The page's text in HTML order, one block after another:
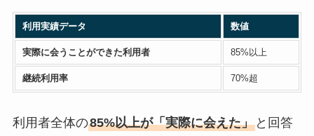
利用実績データ 数値
実際に会うことができた利用者 85%以上
継続利用率 70%超
利用者全体の85%以上が「実際に会えた」と回答